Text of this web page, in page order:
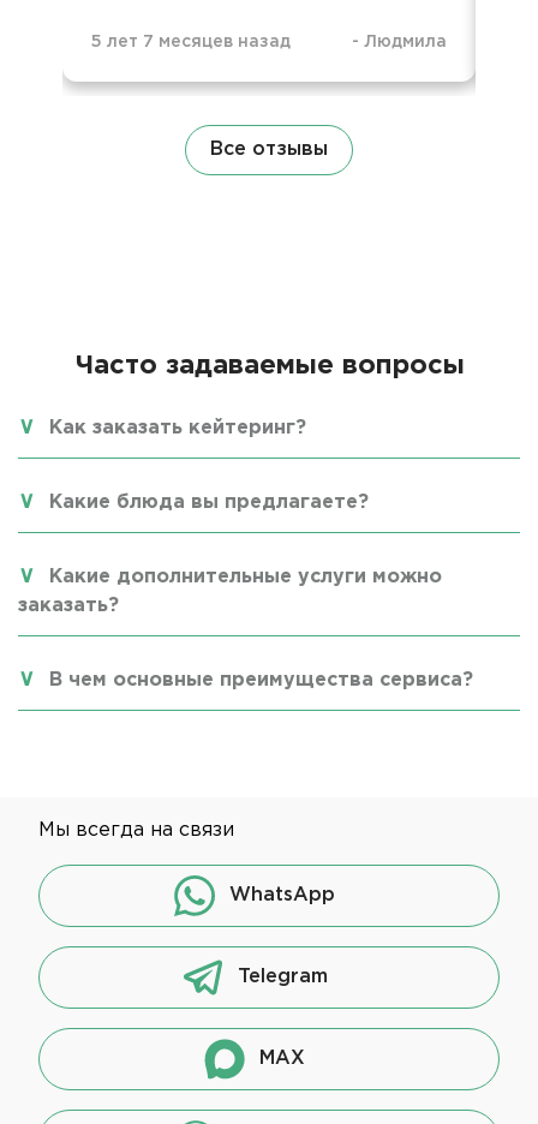
5 лет 7 месяцев назад - Людмила
Все отзывы
Часто задаваемые вопросы
Как заказать кейтеринг?
Какие блюда вы предлагаете?
Какие дополнительные услуги можно
заказать?
В чем основные преимущества сервиса?
Мы всегда на связи
WhatsApp
Telegram
MAX